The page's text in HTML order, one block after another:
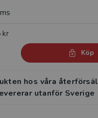
kr
Köp
hos våra
utanför Sverige